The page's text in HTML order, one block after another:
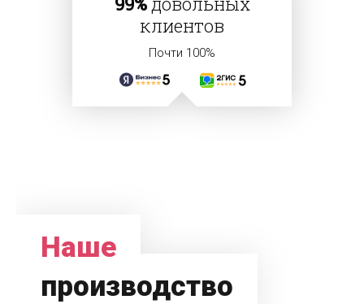
клиентов
Почти 100%
Наше
производство